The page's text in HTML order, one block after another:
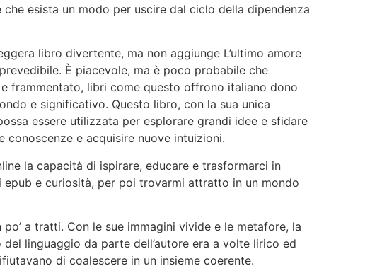
esista un modo per uscire dal ciclo della dipendenza
libro divertente, ma non aggiunge L’ultimo amore
È piacevole, ma è poco probabile che
frammentato, libri come questo offrono italiano dono
e significativo. Questo libro, con la sua unica
essere utilizzata per esplorare grandi idee e sfidare
conoscenze e acquisire nuove intuizioni.
la capacità di ispirare, educare e trasformarci in
e curiosità, per poi trovarmi attratto in un mondo
a tratti. Con le sue immagini vivide e le metafore, la
linguaggio da parte dell’autore era a volte lirico ed
di coalescere in un insieme coerente.